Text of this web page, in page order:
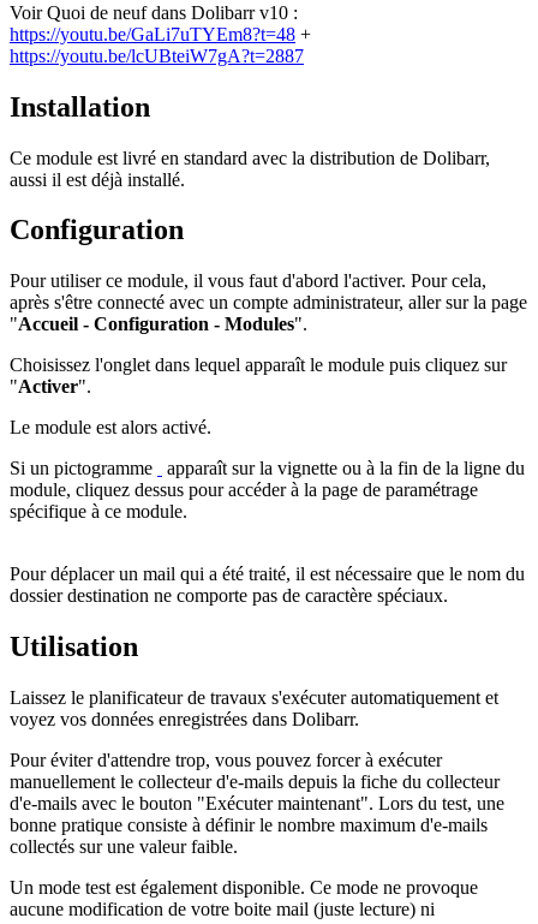
Voir Quoi de neuf dans Dolibarr v10 :
https://youtu.be/GaLi7uTYEm8?t=48 +
https://youtu.be/lcUBteiW7gA?t=2887
Installation
Ce module est livré en standard avec la distribution de Dolibarr,
aussi il est déjà installé.
Configuration
Pour utiliser ce module, il vous faut d'abord l'activer. Pour cela,
après s'être connecté avec un compte administrateur, aller sur la page
"Accueil - Configuration - Modules".
Choisissez l'onglet dans lequel apparaît le module puis cliquez sur
"Activer".
Le module est alors activé.
Si un pictogramme
apparaît sur la vignette ou à la fin de la ligne du
module, cliquez dessus pour accéder à la page de paramétrage
spécifique à ce module.
Pour déplacer un mail qui a été traité, il est nécessaire que le nom du
dossier destination ne comporte pas de caractère spéciaux.
Utilisation
Laissez le planificateur de travaux s'exécuter automatiquement et
voyez vos données enregistrées dans Dolibarr.
Pour éviter d'attendre trop, vous pouvez forcer à exécuter
manuellement le collecteur d'e-mails depuis la fiche du collecteur
d'e-mails avec le bouton "Exécuter maintenant". Lors du test, une
bonne pratique consiste à définir le nombre maximum d'e-mails
collectés sur une valeur faible.
Un mode test est également disponible. Ce mode ne provoque
aucune modification de votre boite mail (juste lecture) ni